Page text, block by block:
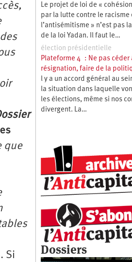
que
Si
Le projet de loi de «
par la lutte contre le racisme
l’antisémitisme » n’est pas
de la loi Yadan. Il faut le…
élection présidentielle
Plateforme 4 : Ne pas céder
résignation, faire de la
l y a un accord général au
la situation dans laquelle
les élections, même si nos
divergent. La…
Dossiers